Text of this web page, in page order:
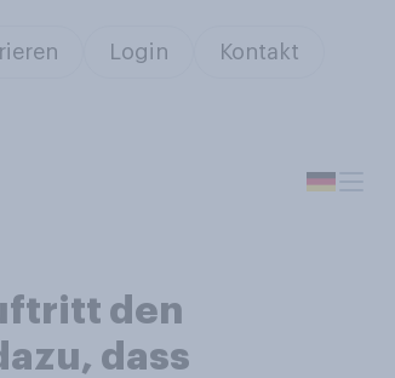
Login Kontakt
den
dass